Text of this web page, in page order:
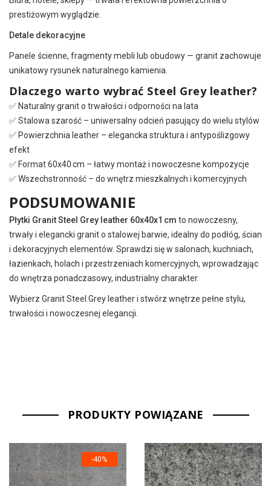
prestiżowym wyglądzie.
Detale dekoracyjne
Panele ścienne, fragmenty mebli lub obudowy — granit zachowuje
unikatowy rysunek naturalnego kamienia.
Dlaczego warto wybrać Steel Grey leather?
✅ Naturalny granit o trwałości i odporności na lata
✅ Stalowa szarość – uniwersalny odcień pasujący do wielu stylów
✅ Powierzchnia leather – elegancka struktura i antypoślizgowy
efekt
✅ Format 60x40 cm – łatwy montaż i nowoczesne kompozycje
✅ Wszechstronność – do wnętrz mieszkalnych i komercyjnych
PODSUMOWANIE
Płytki Granit Steel Grey leather 60x40x1 cm to nowoczesny,
trwały i elegancki granit o stalowej barwie, idealny do podłóg, ścian
i dekoracyjnych elementów. Sprawdzi się w salonach, kuchniach,
łazienkach, holach i przestrzeniach komercyjnych, wprowadzając
do wnętrza ponadczasowy, industrialny charakter.
Wybierz Granit Steel Grey leather i stwórz wnętrze pełne stylu,
trwałości i nowoczesnej elegancji.
PRODUKTY POWIĄZANE
-40%